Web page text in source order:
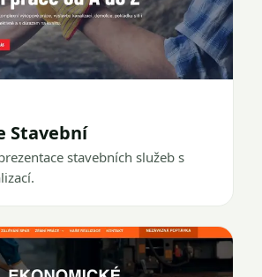
Stavební
stavebních služeb s